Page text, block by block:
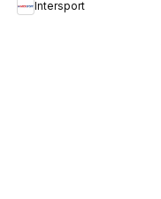
Intersport